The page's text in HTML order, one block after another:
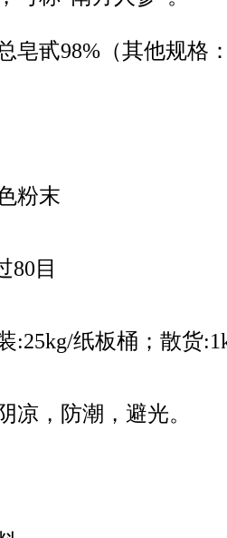
皂甙98%（其他规格
粉末
80目
:25kg/纸板桶；散货
凉，防潮，避光。